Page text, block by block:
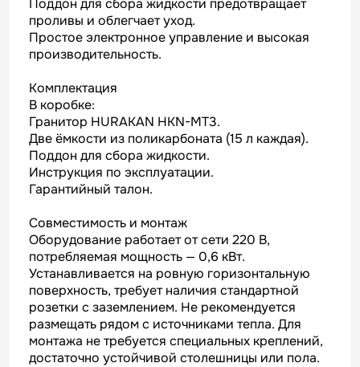
Поддон для сбора жидкости предотвращает
проливы и облегчает уход.
Простое электронное управление и высокая
производительность.
Комплектация
В коробке:
Гранитор HURAKAN HKN-MT3.
Две ёмкости из поликарбоната (15 л каждая).
Поддон для сбора жидкости.
Инструкция по эксплуатации.
Гарантийный талон.
Совместимость и монтаж
Оборудование работает от сети 220 В,
потребляемая мощность — 0,6 кВт.
Устанавливается на ровную горизонтальную
поверхность, требует наличия стандартной
розетки с заземлением. Не рекомендуется
размещать рядом с источниками тепла. Для
монтажа не требуется специальных креплений,
достаточно устойчивой столешницы или пола.